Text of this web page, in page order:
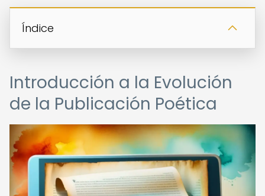
Índice
Introducción a la Evolución
de la Publicación Poética